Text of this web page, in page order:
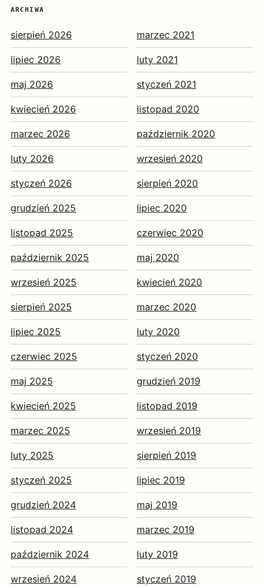
ARCHIWA
sierpień 2026
lipiec 2026
maj 2026
kwiecień 2026
marzec 2026
luty 2026
styczeń 2026
grudzień 2025
listopad 2025
październik 2025
wrzesień 2025
sierpień 2025
lipiec 2025
czerwiec 2025
maj 2025
kwiecień 2025
marzec 2025
luty 2025
styczeń 2025
grudzień 2024
listopad 2024
październik 2024
wrzesień 2024
marzec 2021
luty 2021
styczeń 2021
listopad 2020
październik 2020
wrzesień 2020
sierpień 2020
lipiec 2020
czerwiec 2020
maj 2020
kwiecień 2020
marzec 2020
luty 2020
styczeń 2020
grudzień 2019
listopad 2019
wrzesień 2019
sierpień 2019
lipiec 2019
maj 2019
marzec 2019
luty 2019
styczeń 2019